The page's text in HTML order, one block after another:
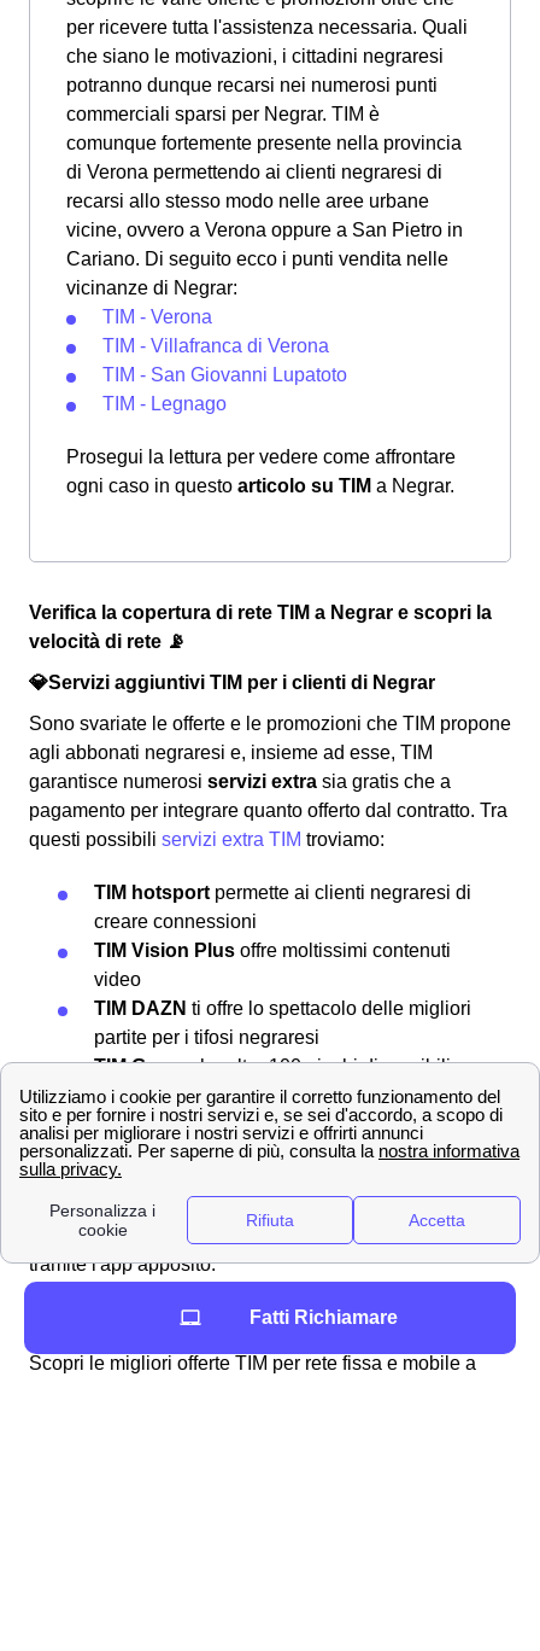
per ricevere tutta l'assistenza necessaria. Quali
che siano le motivazioni, i cittadini negraresi
potranno dunque recarsi nei numerosi punti
commerciali sparsi per Negrar. TIM è
comunque fortemente presente nella provincia
di Verona permettendo ai clienti negraresi di
recarsi allo stesso modo nelle aree urbane
vicine, ovvero a Verona oppure a San Pietro in
Cariano. Di seguito ecco i punti vendita nelle
vicinanze di Negrar:
TIM - Verona
TIM - Villafranca di Verona
TIM - San Giovanni Lupatoto
TIM - Legnago
Prosegui la lettura per vedere come affrontare
ogni caso in questo articolo su TIM a Negrar.
Verifica la copertura di rete TIM a Negrar e scopri la
velocità di rete 📡
💎Servizi aggiuntivi TIM per i clienti di Negrar
Sono svariate le offerte e le promozioni che TIM propone
agli abbonati negraresi e, insieme ad esse, TIM
garantisce numerosi servizi extra sia gratis che a
pagamento per integrare quanto offerto dal contratto. Tra
questi possibili servizi extra TIM troviamo:
TIM hotsport permette ai clienti negraresi di
creare connessioni
TIM Vision Plus offre moltissimi contenuti
video
TIM DAZN ti offre lo spettacolo delle migliori
partite per i tifosi negraresi
TIM Gamesha oltre 100 giochi disponibili a
5m2 al mese
TIM Musicper ascoltare tutta la tua musica
preferita
Ma ci sono innumerevoli altri prodotti e servizi che potrai
trovare dopo aver sottoscritto il tuo
abbonamento TIM
tramite l'app apposito.
Scopri le migliori offerte TIM per rete fissa e mobile a
Fatti Richiamare